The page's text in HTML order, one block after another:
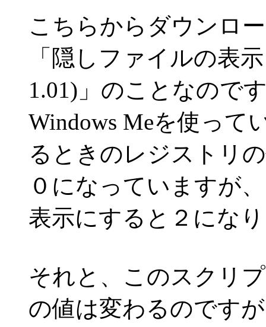
こちらからダウンロ
「隠しファイルの表
1.01)」のことなので
Windows Meを使って
るときのレジストリ
０になっていますが
表示にすると２にな
それと、このスクリ
の値は変わるのですが